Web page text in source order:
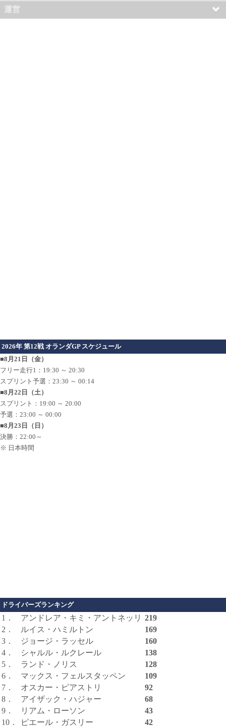
運営
2026年 第12戦 オランダGP スケジュール
■8月21日（金）
フリー走行1：19:30 ～ 20:30
スプリント予選：23:30 ～ 00:14
■8月22日（土）
スプリント：19:00 ～ 20:00
予選：23:00 ～ 00:00
■8月23日（日）
決勝：22:00～
※ 日本時間
ドライバーズランキング
1． アンドレア・キミ・アントネッリ 219
2．
ルイス・ハミルトン
169
3．
ジョージ・ラッセル
160
4．
シャルル・ルクレール
138
5．
ランド・ノリス
128
6．
マックス・フェルスタッペン
109
7．
オスカー・ピアストリ
92
8．
アイザック・ハジャー
68
9．
リアム・ローソン
43
10．
ピエール・ガスリー 42